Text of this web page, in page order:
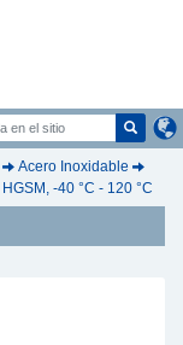
Acero Inoxidable
HGSM, -40 °C - 120 °C